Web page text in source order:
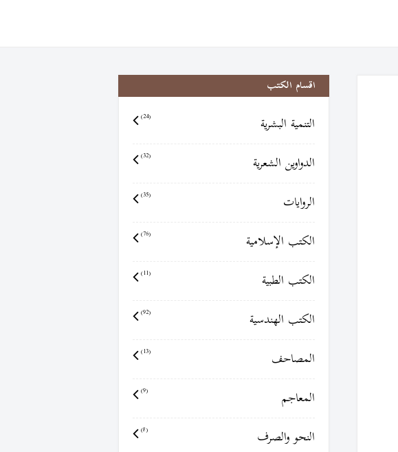
اقسام الكتب
التنمية البشرية (24)
الدواوين الشعرية (32)
الروايات (35)
الكتب الإسلامية (76)
الكتب الطبية (11)
الكتب الهندسية (92)
المصاحف (13)
المعاجم (9)
النحو والصرف (8)